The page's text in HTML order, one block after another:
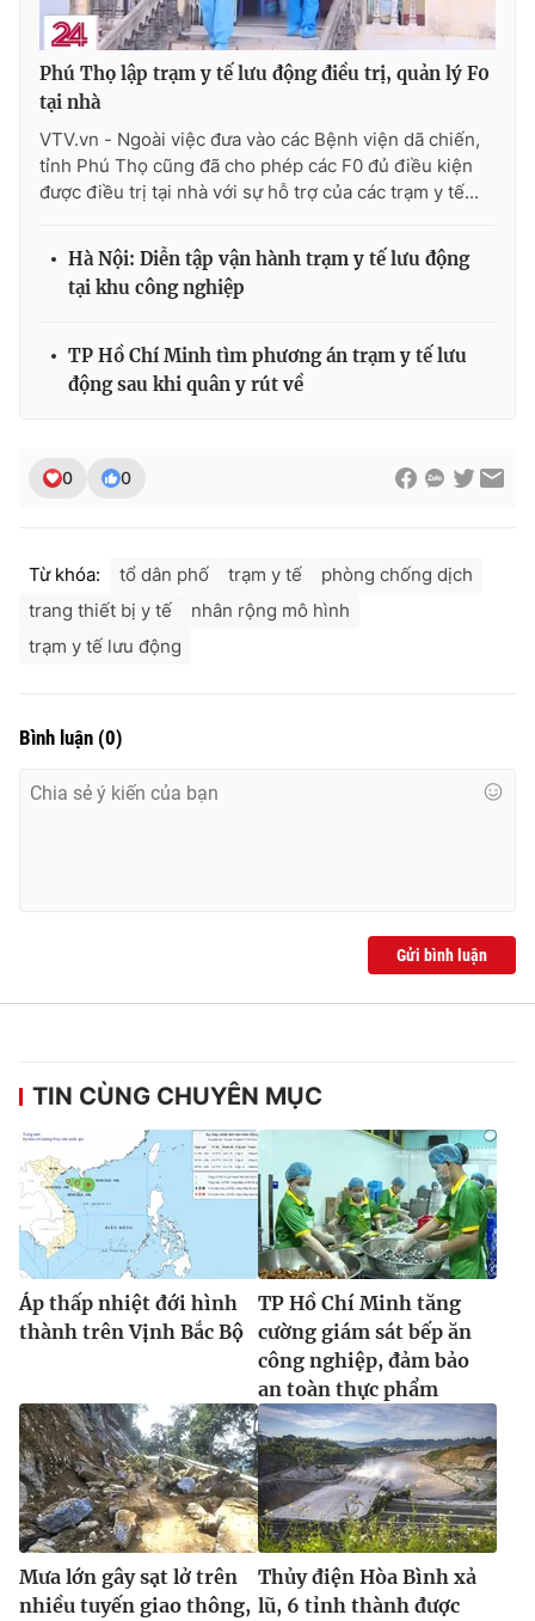
Ðiện thoại Thời báo VTV:024.66 897 897
Email:toasoan@vtv.vn
Liên hệ quảng cáo:024-7300.7108
thông tin từ website này.
Phú Thọ lập trạm y tế lưu động điều trị, quản lý F0
tại nhà
VTV.vn - Ngoài việc đưa vào các Bệnh viện dã chiến,
tỉnh Phú Thọ cũng đã cho phép các F0 đủ điều kiện
được điều trị tại nhà với sự hỗ trợ của các trạm y tế...
Hà Nội: Diễn tập vận hành trạm y tế lưu động
tại khu công nghiệp
TP Hồ Chí Minh tìm phương án trạm y tế lưu
động sau khi quân y rút về
0 0
Từ khóa: tổ dân phố trạm y tế
phòng chống dịch
trang thiết bị y tế
nhân rộng mô hình
trạm y tế lưu động
Bình luận (0)
Gửi bình luận
TIN CÙNG CHUYÊN MỤC
Áp thấp nhiệt đới hình
thành trên Vịnh Bắc Bộ
TP Hồ Chí Minh tăng
cường giám sát bếp ăn
công nghiệp, đảm bảo
an toàn thực phẩm
Mưa lớn gây sạt lở trên
nhiều tuyến giao thông,
Thủy điện Hòa Bình xả
lũ, 6 tỉnh thành được